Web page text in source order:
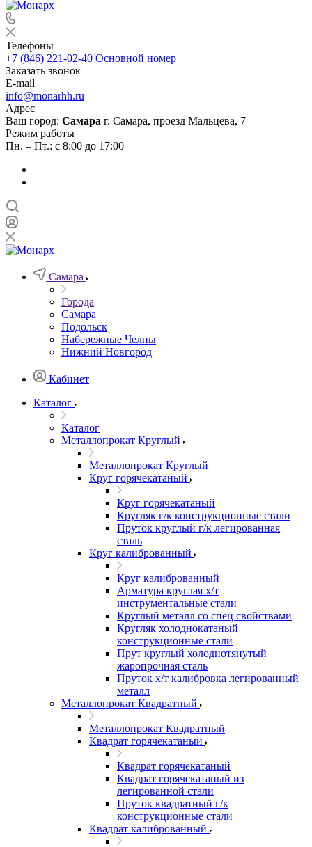
Телефоны
+7 (846) 221-02-40 Основной номер
Заказать звонок
E-mail
info@monarhh.ru
Адрес
Ваш город: Самара г. Самара, проезд Мальцева, 7
Режим работы
Пн. – Пт.: с 8:00 до 17:00
Самара
Города
Самара
Подольск
Набережные Челны
Нижний Новгород
Кабинет
Каталог
Каталог
Металлопрокат Круглый
Металлопрокат Круглый
Круг горячекатаный
Круг горячекатаный
Кругляк г/к конструкционные стали
Пруток круглый г/к легированная
сталь
Круг калиброванный
Круг калиброванный
Арматура круглая х/т
инструментальные стали
Круглый металл со спец свойствами
Кругляк холоднокатаный
конструкционные стали
Прут круглый холоднотянутый
жаропрочная сталь
Пруток х/т калибровка легированный
металл
Металлопрокат Квадратный
Металлопрокат Квадратный
Квадрат горячекатаный
Квадрат горячекатаный
Квадрат горячекатаный из
легированной стали
Пруток квадратный г/к
конструкционные стали
Квадрат калиброванный